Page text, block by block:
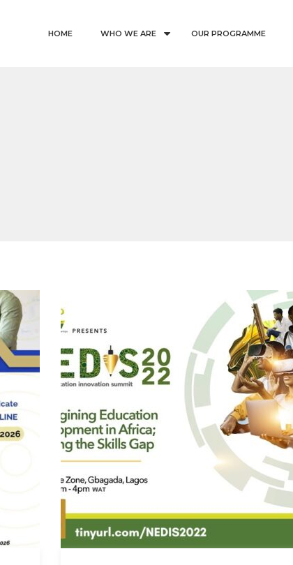
HOME WHO WE ARE OUR PROGRAMME